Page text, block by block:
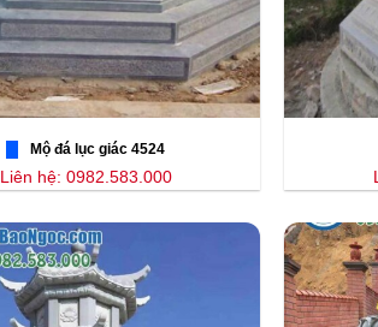
Mộ đá lục giác 4524
Liên hệ: 0982.583.000